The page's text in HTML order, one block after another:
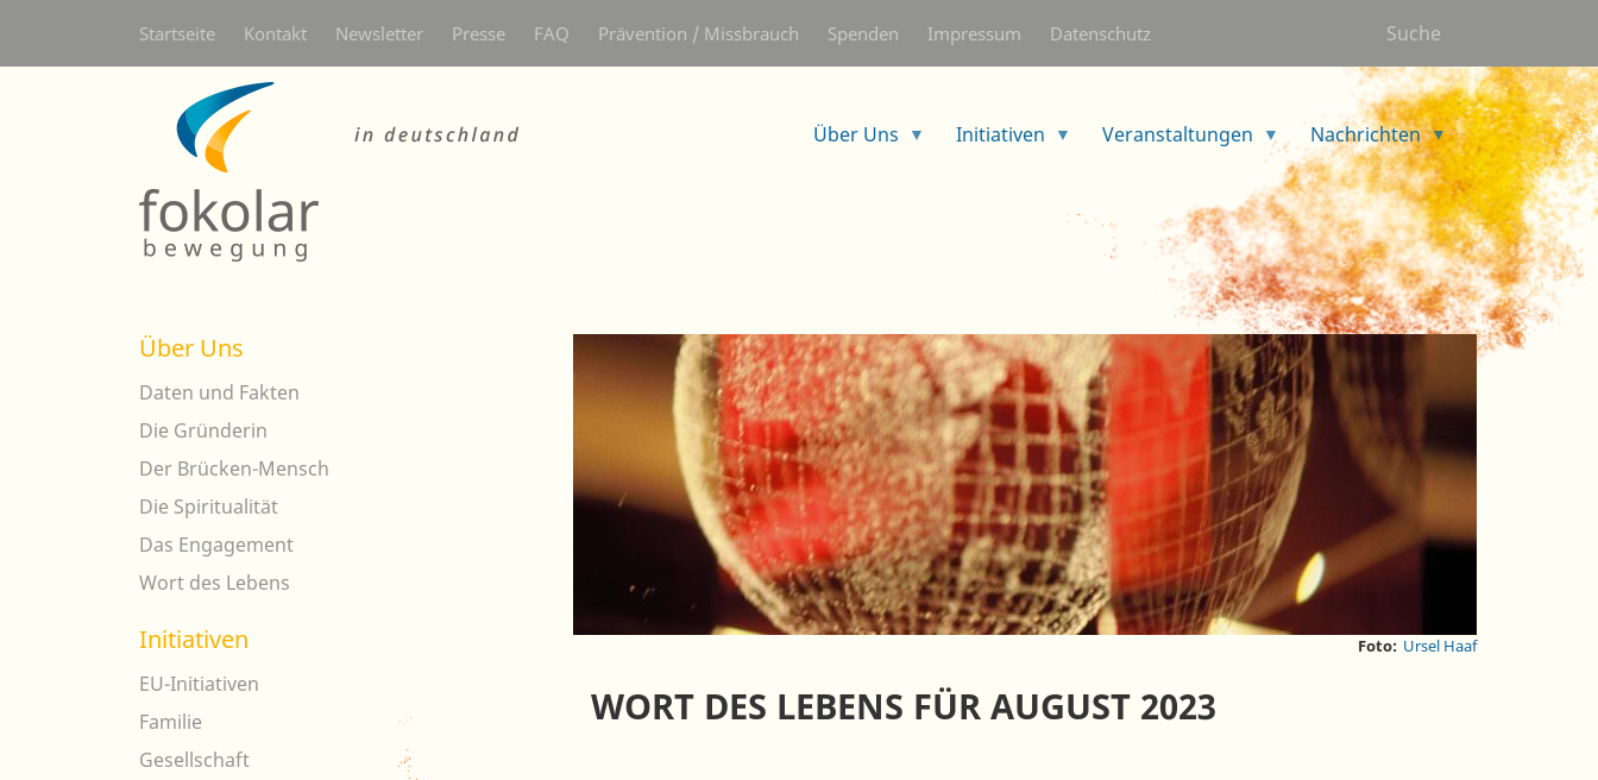
zum
Inhalt
Secondarymenü
Startseite Kontakt Newsletter Presse FAQ Prävention / Missbrauch Spenden Impressum Datenschutz Suche
Über Uns Initiativen Veranstaltungen Nachrichten
Foto: Ursel Haaf
WORT DES LEBENS FÜR AUGUST 2023
Über Uns
Daten und Fakten
Die Gründerin
Der Brücken-Mensch
Die Spiritualität
Das Engagement
Wort des Lebens
Initiativen
EU-Initiativen
Familie
Gesellschaft